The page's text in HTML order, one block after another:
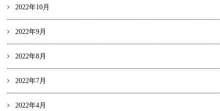
2022年10月
2022年9月
2022年8月
2022年7月
2022年4月